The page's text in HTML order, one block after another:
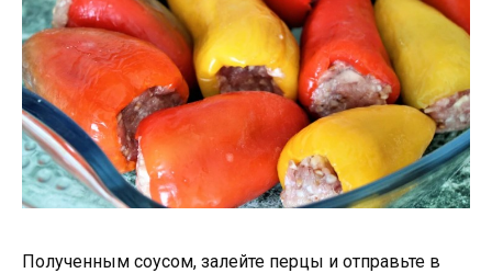
Полученным соусом, залейте перцы и отправьте в